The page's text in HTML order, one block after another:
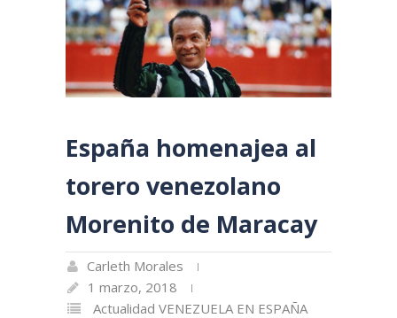
España homenajea al
torero venezolano
Morenito de Maracay
Carleth Morales
1 marzo, 2018
Actualidad VENEZUELA EN ESPAÑA